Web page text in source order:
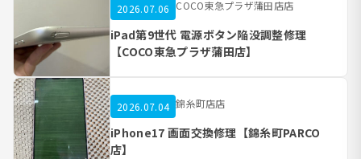
2026.07.06 COCO東急プラザ蒲田店店
iPad第9世代 電源ボタン陥没調整修理
【COCO東急プラザ蒲田店】
2026.07.04 錦糸町店店
iPhone17 画面交換修理【錦糸町PARCO
店】